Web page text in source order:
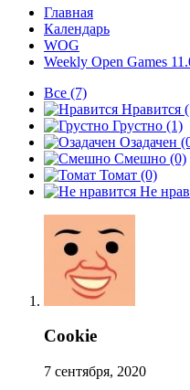
Главная
Календарь
WOG
Weekly Open Games
Все (7)
Нравится
Грустно (1)
Озадачен
Смешно (0)
Томат (0)
Не
Cookie
7 сентября, 2020